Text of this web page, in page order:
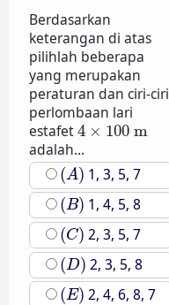
Berdasarkan
keterangan di atas
pilihlah beberapa
yang merupakan
peraturan dan ciri-ciri
perlombaan lari
estafet4 × 100 m
4×100 m
adalah...
(A)
(A) 1, 3, 5, 7
(B)
(B) 1, 4, 5, 8
(C)
(C) 2, 3, 5, 7
(D)
(D) 2, 3, 5, 8
(E)
(E) 2, 4, 6, 8, 7